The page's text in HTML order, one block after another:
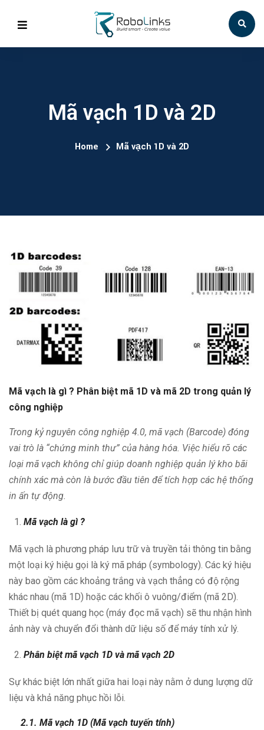
Mã vạch 1D và 2D
Home Mã vạch 1D và 2D
Mã vạch là gì ? Phân biệt mã 1D và mã 2D trong quản lý
công nghiệp
Trong kỷ nguyên công nghiệp 4.0, mã vạch (Barcode) đóng
vai trò là “chứng minh thư” của hàng hóa. Việc hiểu rõ các
loại mã vạch không chỉ giúp doanh nghiệp quản lý kho bãi
chính xác mà còn là bước đầu tiên để tích hợp các hệ thống
in ấn tự động.
Mã vạch là gì ?
Mã vạch là phương pháp lưu trữ và truyền tải thông tin bằng
một loại ký hiệu gọi là ký mã pháp (symbology). Các ký hiệu
này bao gồm các khoảng trắng và vạch thẳng có độ rộng
khác nhau (mã 1D) hoặc các khối ô vuông/điểm (mã 2D).
Thiết bị quét quang học (máy đọc mã vạch) sẽ thu nhận hình
ảnh này và chuyển đổi thành dữ liệu số để máy tính xử lý.
Phân biệt mã vạch 1D và mã vạch 2D
Sự khác biệt lớn nhất giữa hai loại này nằm ở dung lượng dữ
liệu và khả năng phục hồi lỗi.
2.1. Mã vạch 1D (Mã vạch tuyến tính)